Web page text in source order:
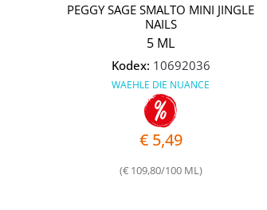
PEGGY SAGE SMALTO MINI JINGLE
NAILS
5 ML
Kodex: 10692036
WAEHLE DIE NUANCE
€ 5,49
(€ 109,80/100 ML)